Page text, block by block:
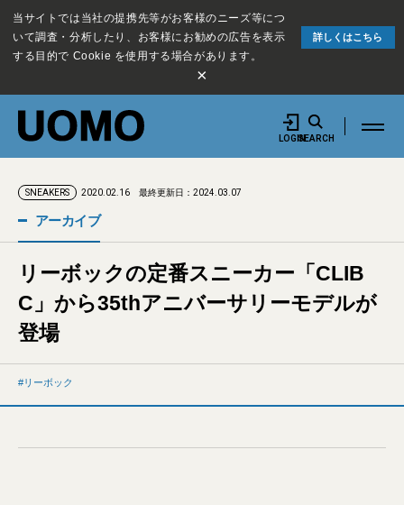
当サイトでは当社の提携先等がお客様のニーズ等につ
いて調査・分析したり、お客様にお勧めの広告を表示
する目的で Cookie を使用する場合があります。
詳しくはこちら
×
LOGINSEARCH
SNEAKERS 2020.02.16 最終更新日：2024.03.07
アーカイブ
リーボックの定番スニーカー「CLIB
C」から35thアニバーサリーモデルが
登場
リーボック